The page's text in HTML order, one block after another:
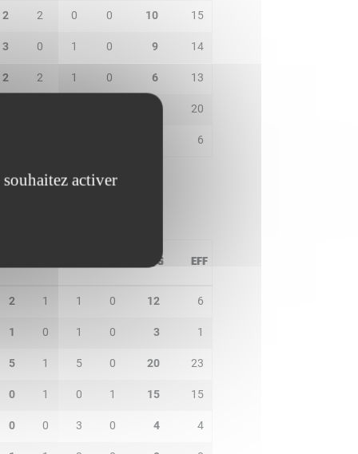
2 2 0 0 10 15
3 0 1 0 9 14
2 2 1 0 6 13
20
6
PTS EFF
2 1 1 0 12 6
1 0 1 0 3 1
5 1 5 0 20 23
0 1 0 1 15 15
0 0 3 0 4 4
activer